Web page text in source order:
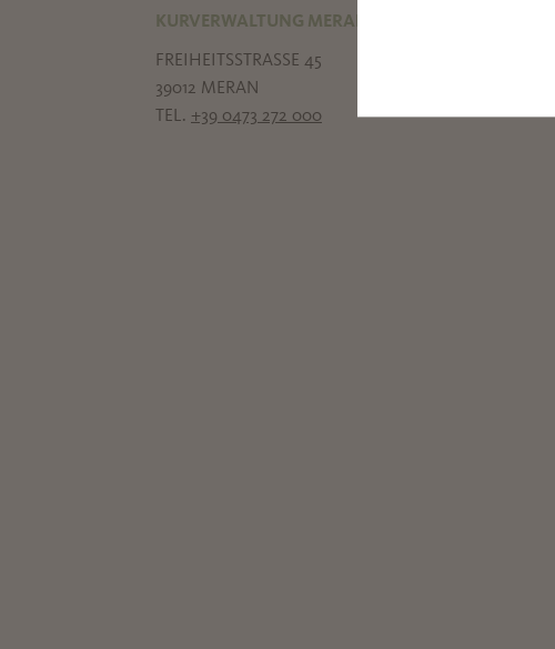
KURVERWALTUNG MERAN
FREIHEITSSTRASSE 45
39012 MERAN
TEL. +39 0473 272 000